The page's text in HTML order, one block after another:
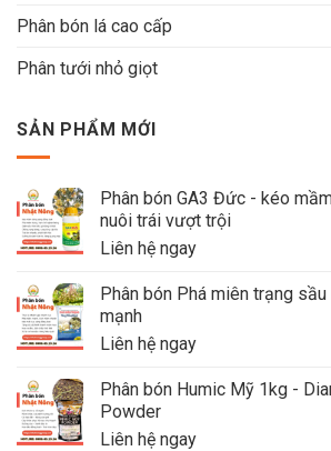
Phân bón lá cao cấp
Phân tưới nhỏ giọt
SẢN PHẨM MỚI
Phân bón GA3 Đức - kéo
nuôi trái vượt trội
Liên hệ ngay
Phân bón Phá miên trạng
mạnh
Liên hệ ngay
Phân bón Humic Mỹ 1kg -
Powder
Liên hệ ngay